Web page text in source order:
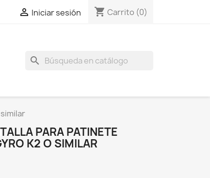
 Iniciar sesión shopping_cart Carrito (0)
search
PARA PATINETE
K2 O SIMILAR